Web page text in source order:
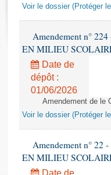
Rapports d'enquête
Rapports sur
Baromètre de
Dossiers législatifs
Budget et sécurité
Questions écrites et
Voir le dossier (Protéger
Amendement n°
EN MILIEU
Date de
dépôt :
01/06/2026
Amendement de le
Voir le dossier (Protéger
Amendement n° 22
EN MILIEU
Date de